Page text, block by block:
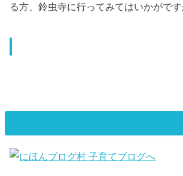
る方、鈴虫寺に行ってみてはいかがです